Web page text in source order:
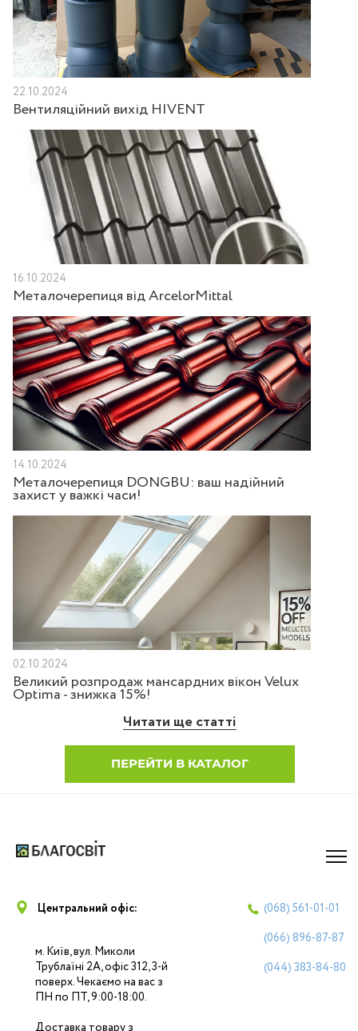
22.10.2024
Вентиляційний вихід HIVENT
16.10.2024
Металочерепиця від ArcelorMittal
14.10.2024
Металочерепиця DONGBU: ваш надійний
захист у важкі часи!
02.10.2024
Великий розпродаж мансардних вікон Velux
Optima - знижка 15%!
Читати ще статті
ПЕРЕЙТИ В КАТАЛОГ
Центральний офіс:
м. Київ, вул. Миколи
Трублаїні 2А, офіс 312, 3-й
поверх. Чекаємо на вас з
ПН по ПТ, 9:00-18:00.
Доставка товару з
(068) 561-01-01
(066) 896-87-87
(044) 383-84-80